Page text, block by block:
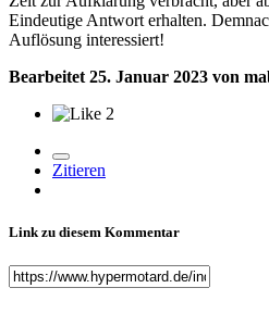
Eindeutige Antwort erhalten.
Auflösung interessiert!
Bearbeitet 25. Januar 2023 von
2
Zitieren
Link zu diesem Kommentar